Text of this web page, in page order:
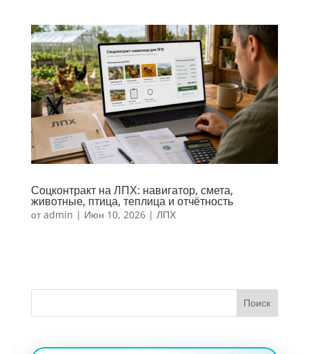
Соцконтракт на ЛПХ: навигатор, смета,
животные, птица, теплица и отчётность
отadmin | Июн 10, 2026| ЛПХ